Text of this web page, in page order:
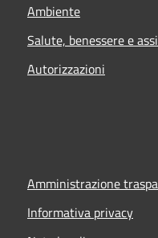
Ambiente
Salute, benessere e
Autorizzazioni
Amministrazione
Informativa privacy